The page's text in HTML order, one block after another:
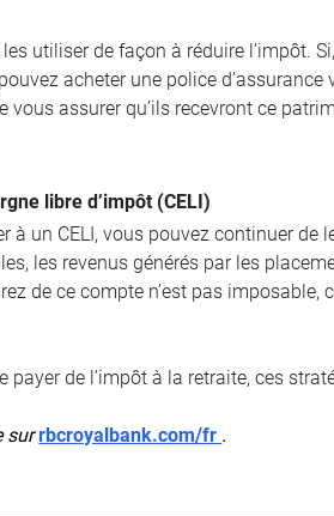
utiliser de façon à réduire l’impôt.
acheter une police
assurer qu’ils recevront ce
libre d’impôt (CELI)
à un CELI, vous pouvez continuer
les revenus générés par les
de ce compte n’est pas imposable,
payer de l’impôt à la retraite, ces
surrbcroyalbank.com/fr .